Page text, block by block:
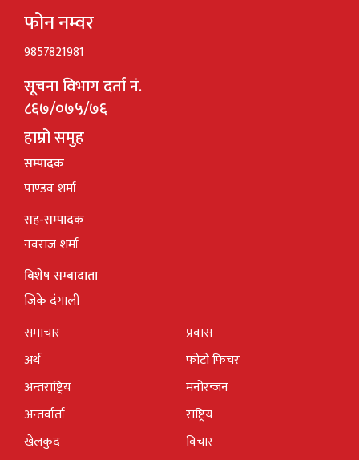
फोन नम्वर
9857821981
सूचना विभाग दर्ता नं.
८६७/०७५/७६
हाम्रो समुह
सम्पादक
पाण्डव शर्मा
सह-सम्पादक
नवराज शर्मा
विशेष सम्बादाता
जिके दंगाली
समाचार
अर्थ
अन्तराष्ट्रिय
अन्तर्वार्ता
खेलकुद
प्रवास
फोटो फिचर
मनोरन्जन
राष्ट्रिय
विचार